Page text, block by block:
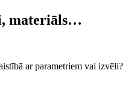
materiāls…
ar parametriem vai izvēli?